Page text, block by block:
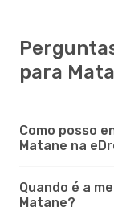
para
Como posso
Matane na
Quando é a
Matane?